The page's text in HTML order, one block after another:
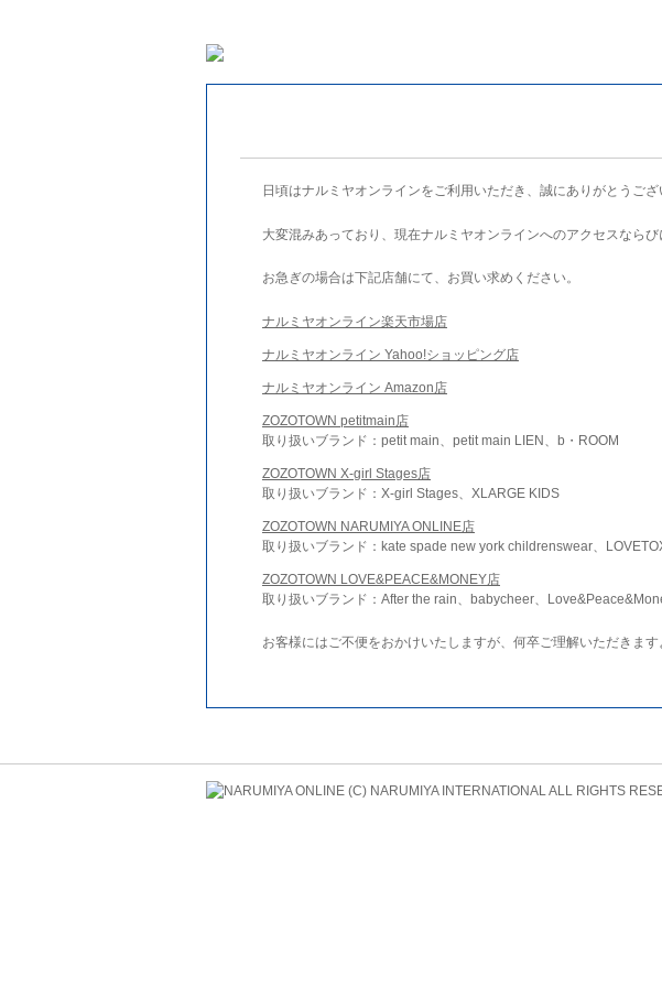
日頃はナルミヤオンラインをご利用いただき、誠にありがとうござ
大変混みあっており、現在ナルミヤオンラインへのアクセスならび
お急ぎの場合は下記店舗にて、お買い求めください。
ナルミヤオンライン楽天市場店
ナルミヤオンライン Yahoo!ショッピング店
ナルミヤオンライン Amazon店
ZOZOTOWN petitmain店
取り扱いブランド：petit main、petit main LIEN、b・ROOM
ZOZOTOWN X-girl Stages店
取り扱いブランド：X-girl Stages、XLARGE KIDS
ZOZOTOWN NARUMIYA ONLINE店
取り扱いブランド：kate spade new york childrenswear、
ZOZOTOWN LOVE&PEACE&MONEY店
取り扱いブランド：After the rain、babycheer、
お客様にはご不便をおかけいたしますが、何卒ご理解いただきます